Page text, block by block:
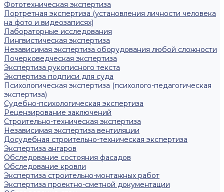
Фототехническая экспертиза
Портретная экспертиза (установления личности человека
на фото и видеозаписях)
Лабораторные исследования
Лингвистическая экспертиза
Независимая экспертиза оборудования любой сложности
Почерковедческая экспертиза
Экспертиза рукописного текста
Экспертиза подписи для суда
Психологическая экспертиза (психолого-педагогическая
экспертиза)
Судебно-психологическая экспертиза
Рецензирование заключений
Строительно-техническая экспертиза
Независимая экспертиза вентиляции
Досудебная строительно-техническая экспертиза
Экспертиза ангаров
Обследование состояния фасадов
Обследование кровли
Экспертиза строительно-монтажных работ
Экспертиза проектно-сметной документации